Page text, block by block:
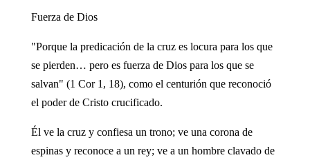
Fuerza de Dios
"Porque la predicación de la cruz es locura para los que
se pierden… pero es fuerza de Dios para los que se
salvan" (1 Cor 1, 18), como el centurión que reconoció
el poder de Cristo crucificado.
Él ve la cruz y confiesa un trono; ve una corona de
espinas y reconoce a un rey; ve a un hombre clavado de